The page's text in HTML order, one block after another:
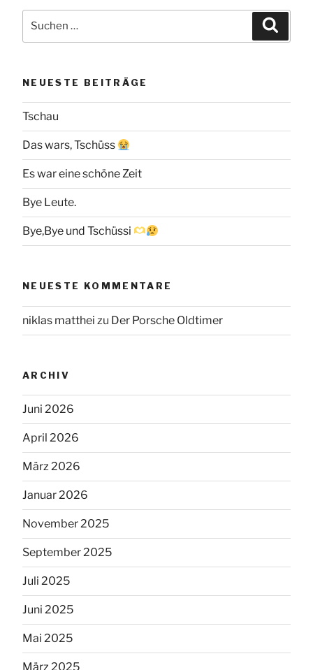
nach:
NEUESTE BEITRÄGE
Tschau
Das wars, Tschüss
Es war eine schöne Zeit
Bye Leute.
Bye,Bye und Tschüssi
NEUESTE KOMMENTARE
niklas matthei zu Der Porsche Oldtimer
ARCHIV
Juni 2026
April 2026
März 2026
Januar 2026
November 2025
September 2025
Juli 2025
Juni 2025
Mai 2025
März 2025